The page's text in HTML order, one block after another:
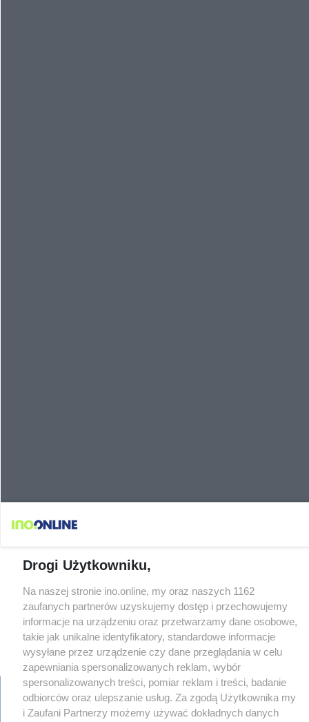
Drogi Użytkowniku,
Na naszej stronie ino.online, my oraz naszych 1162
zaufanych partnerów uzyskujemy dostęp i przechowujemy
informacje na urządzeniu oraz przetwarzamy dane osobowe,
takie jak unikalne identyfikatory, standardowe informacje
wysyłane przez urządzenie czy dane przeglądania w celu
zapewniania spersonalizowanych reklam, wybór
spersonalizowanych treści, pomiar reklam i treści, badanie
odbiorców oraz ulepszanie usług. Za zgodą Użytkownika my
i Zaufani Partnerzy możemy używać dokładnych danych